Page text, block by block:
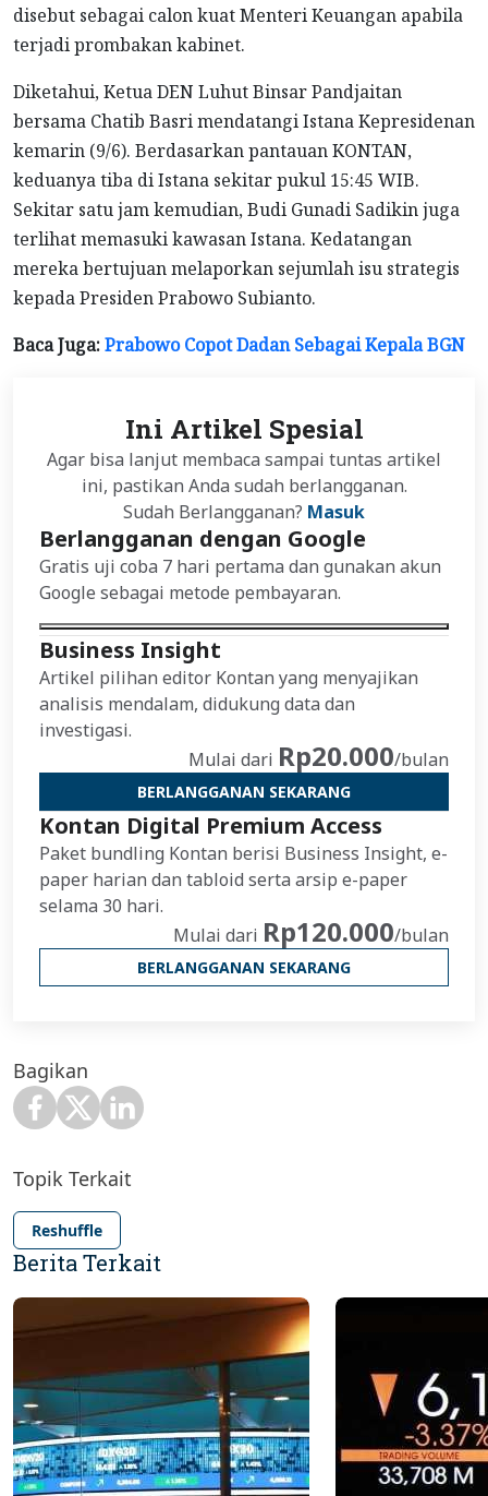
disebut sebagai calon kuat Menteri Keuangan apabila
terjadi prombakan kabinet.
Diketahui, Ketua DEN Luhut Binsar Pandjaitan
bersama Chatib Basri mendatangi Istana Kepresidenan
kemarin (9/6). Berdasarkan pantauan KONTAN,
keduanya tiba di Istana sekitar pukul 15:45 WIB.
Sekitar satu jam kemudian, Budi Gunadi Sadikin juga
terlihat memasuki kawasan Istana. Kedatangan
mereka bertujuan melaporkan sejumlah isu strategis
kepada Presiden Prabowo Subianto.
Baca Juga:Prabowo Copot Dadan Sebagai Kepala BGN
Ini Artikel Spesial
Agar bisa lanjut membaca sampai tuntas artikel
ini, pastikan Anda sudah berlangganan.
Sudah Berlangganan? Masuk
Berlangganan dengan Google
Gratis uji coba 7 hari pertama dan gunakan akun
Google sebagai metode pembayaran.
Business Insight
Artikel pilihan editor Kontan yang menyajikan
analisis mendalam, didukung data dan
investigasi.
Mulai dari Rp20.000/bulan
BERLANGGANAN SEKARANG
Kontan Digital Premium Access
Paket bundling Kontan berisi Business Insight, e-
paper harian dan tabloid serta arsip e-paper
selama 30 hari.
Mulai dari Rp120.000/bulan
BERLANGGANAN SEKARANG
Bagikan
Topik Terkait
Reshuffle
Berita Terkait